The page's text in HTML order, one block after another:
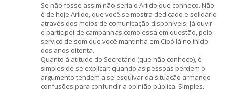
Se não fosse assim não seria o Arildo que conheço. Não
é de hoje Arildo, que você se mostra dedicado e solidário
através dos meios de comunicação disponíveis. Já ouvir
e participei de campanhas como essa em questão, pelo
serviço de som que você mantinha em Cipó lá no início
dos anos oitenta.
Quanto à atitude do Secretário (que não conheço), é
simples de se explicar: quando as pessoas perdem o
argumento tendem a se esquivar da situação armando
confusões para confundir a opinião pública. Simples.